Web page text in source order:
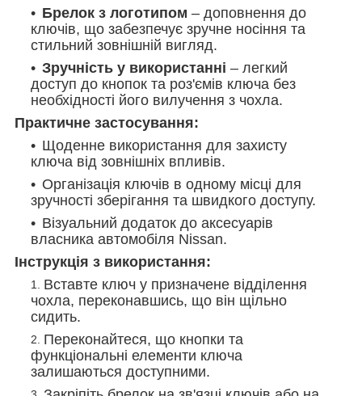
Брелок з логотипом – доповнення до
ключів, що забезпечує зручне носіння та
стильний зовнішній вигляд.
Зручність у використанні – легкий
доступ до кнопок та роз'ємів ключа без
необхідності його вилучення з чохла.
Практичне застосування:
Щоденне використання для захисту
ключа від зовнішніх впливів.
Організація ключів в одному місці для
зручності зберігання та швидкого доступу.
Візуальний додаток до аксесуарів
власника автомобіля Nissan.
Інструкція з використання:
Вставте ключ у призначене відділення
чохла, переконавшись, що він щільно
сидить.
Переконайтеся, що кнопки та
функціональні елементи ключа
залишаються доступними.